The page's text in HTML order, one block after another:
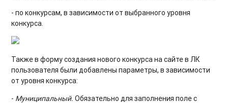
- по конкурсам, в зависимости от выбранного уровня
конкурса.
Также в форму создания нового конкурса на сайте в ЛК
пользователя были добавлены параметры, в зависимости
от уровня конкурса:
- Муниципальный. Обязательно для заполнения поле с